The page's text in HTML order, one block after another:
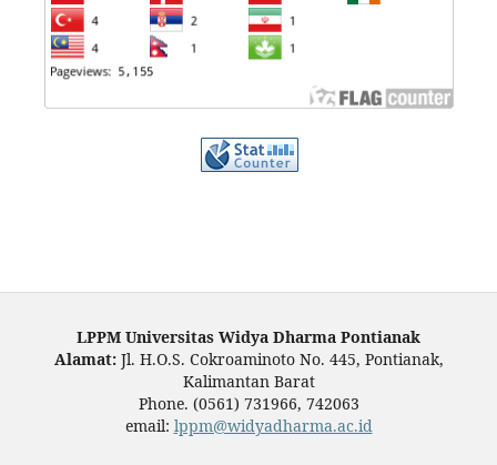
LPPM Universitas Widya Dharma Pontianak
Alamat: Jl. H.O.S. Cokroaminoto No. 445, Pontianak,
Kalimantan Barat
Phone. (0561) 731966, 742063
email: lppm@widyadharma.ac.id